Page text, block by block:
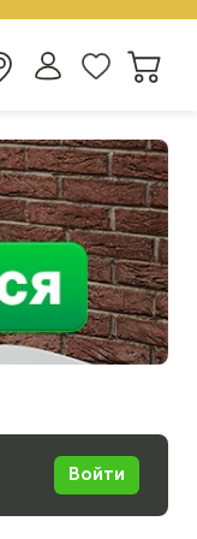
Войти